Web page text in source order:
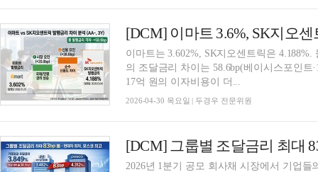
이마트는 3.602%, SK지오센트릭은
의 조달금리 차이는 58.6bp(베이시스포인트
17억 원의 이자비용이 더...
2026-04-30 목요일 | 두경우 전문위원
2026년 1분기 공모 회사채 시장에서 기업